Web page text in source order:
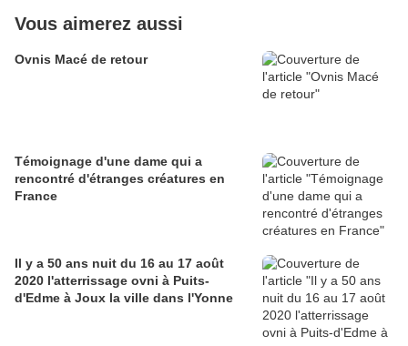
Vous aimerez aussi
Ovnis Macé de retour
Témoignage d'une dame qui a
rencontré d'étranges créatures en
France
Il y a 50 ans nuit du 16 au 17 août
2020 l'atterrissage ovni à Puits-
d'Edme à Joux la ville dans l'Yonne